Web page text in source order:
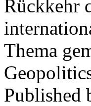
Rückkehr
Thema
Published